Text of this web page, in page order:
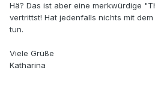
Hä? Das ist aber eine merkwürdige
vertrittst! Hat jedenfalls nichts mit
tun.
Viele Grüße
Katharina